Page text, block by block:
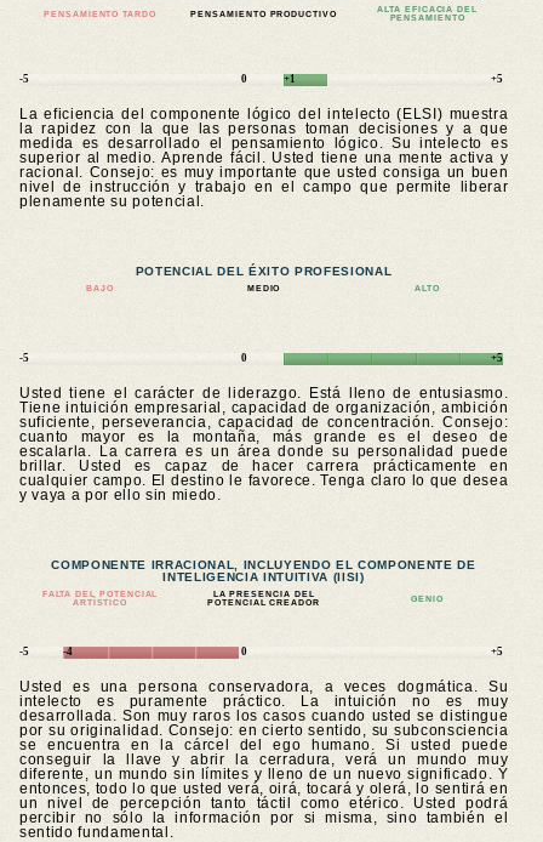
PENSAMIENTO TARDO PENSAMIENTO PRODUCTIVO
ALTA EFICACIA DEL
PENSAMIENTO
-5 0 +1 +5
La eficiencia del componente lógico del intelecto (ELSI) muestra
la rapidez con la que las personas toman decisiones y a que
medida es desarrollado el pensamiento lógico. Su intelecto es
superior al medio. Aprende fácil. Usted tiene una mente activa y
racional. Consejo: es muy importante que usted consiga un buen
nivel de instrucción y trabajo en el campo que permite liberar
plenamente su potencial.
POTENCIAL DEL ÉXITO PROFESIONAL
BAJO MEDIO ALTO
-5 0 +5
Usted tiene el carácter de liderazgo. Está lleno de entusiasmo.
Tiene intuición empresarial, capacidad de organización, ambición
suficiente, perseverancia, capacidad de concentración. Consejo:
cuanto mayor es la montaña, más grande es el deseo de
escalarla. La carrera es un área donde su personalidad puede
brillar. Usted es capaz de hacer carrera prácticamente en
cualquier campo. El destino le favorece. Tenga claro lo que desea
y vaya a por ello sin miedo.
COMPONENTE IRRACIONAL, INCLUYENDO EL COMPONENTE DE
INTELIGENCIA INTUITIVA (IISI)
FALTA DEL POTENCIAL
ARTÍSTICO
LA PRESENCIA DEL
POTENCIAL CREADOR
GENIO
-5 -4 0 +5
Usted es una persona conservadora, a veces dogmática. Su
intelecto es puramente práctico. La intuición no es muy
desarrollada. Son muy raros los casos cuando usted se distingue
por su originalidad. Consejo: en cierto sentido, su subconsciencia
se encuentra en la cárcel del ego humano. Si usted puede
conseguir la llave y abrir la cerradura, verá un mundo muy
diferente, un mundo sin límites y lleno de un nuevo significado. Y
entonces, todo lo que usted verá, oirá, tocará y olerá, lo sentirá en
un nivel de percepción tanto táctil como etérico. Usted podrá
percibir no sólo la información por si misma, sino también el
sentido fundamental.